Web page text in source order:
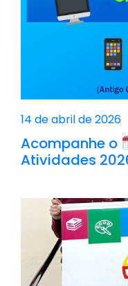
14 de abril de 2026
Acompanhe o
Atividades